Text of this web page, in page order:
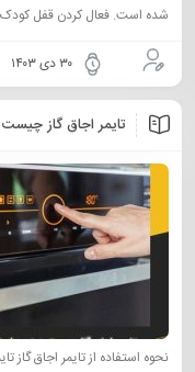
شده است. فعال کردن قفل
۳۰ دی ۱۴۰۳
تایمر اجاق گاز
نحوه استفاده از تایمر اجاق گاز